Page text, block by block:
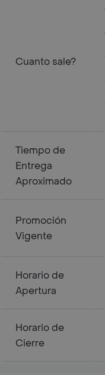
Cuanto sale?
Tiempo de
Entrega
Aproximado
Promoción
Vigente
Horario de
Apertura
Horario de
Cierre